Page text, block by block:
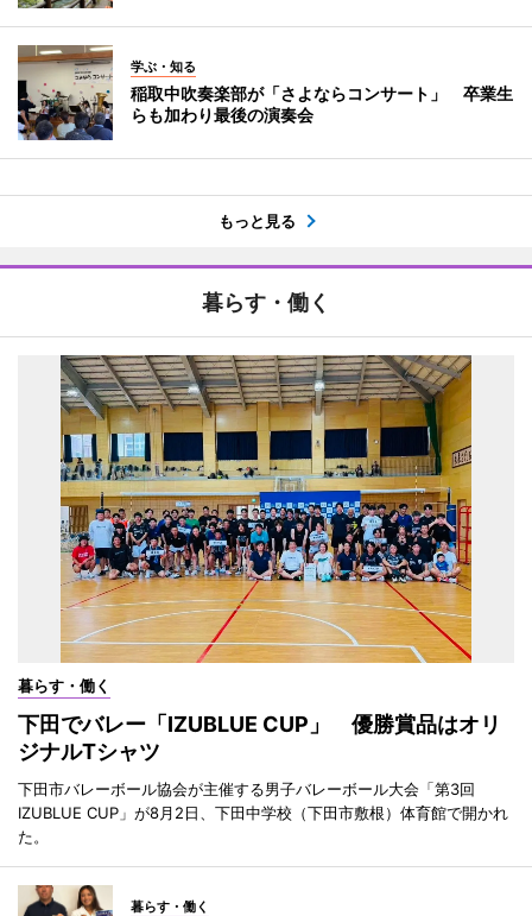
学ぶ・知る
稲取中吹奏楽部が「さよならコンサート」 卒業生
らも加わり最後の演奏会
もっと見る
暮らす・働く
暮らす・働く
下田でバレー「IZUBLUE CUP」 優勝賞品はオリ
ジナルTシャツ
下田市バレーボール協会が主催する男子バレーボール大会「第3回
IZUBLUE CUP」が8月2日、下田中学校（下田市敷根）体育館で開かれ
た。
暮らす・働く